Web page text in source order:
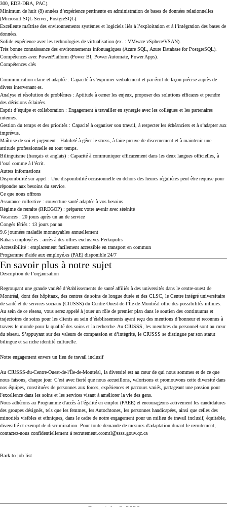
300, EDB-DBA, PAC).
Minimum de huit (8) années d’expérience pertinente en administration de bases de données relationnelles
(Microsoft SQL Server, PostgreSQL).
Excellente maîtrise des environnements systèmes et logiciels liés à l’exploitation et à l’intégration des bases de
données.
Solide expérience avec les technologies de virtualisation (ex. : VMware vSphere/VSAN).
Très bonne connaissance des environnements infonuagiques (Azure SQL, Azure Database for PostgreSQL).
Compétences avec PowerPlatform (Power BI, Power Automate, Power Apps).
Compétences clés
Communication claire et adaptée : Capacité à s’exprimer verbalement et par écrit de façon précise auprès de
divers intervenant·es.
Analyse et résolution de problèmes : Aptitude à cerner les enjeux, proposer des solutions efficaces et prendre
des décisions éclairées.
Esprit d’équipe et collaboration : Engagement à travailler en synergie avec les collègues et les partenaires
internes.
Gestion du temps et des priorités : Capacité à organiser son travail, à respecter les échéanciers et à s’adapter aux
imprévus.
Maîtrise de soi et jugement : Habileté à gérer le stress, à faire preuve de discernement et à maintenir une
attitude professionnelle en tout temps.
Bilinguisme (français et anglais) : Capacité à communiquer efficacement dans les deux langues officielles, à
l’oral comme à l’écrit.
Autres informations
Disponibilité sur appel : Une disponibilité occasionnelle en dehors des heures régulières peut être requise pour
répondre aux besoins du service.
Ce que nous offrons
Assurance collective : couverture santé adaptée à vos besoins
Régime de retraite (RREGOP) : préparez votre avenir avec sérénité
Vacances : 20 jours après un an de service
Congés fériés : 13 jours par an
9.6 journées maladie monnayables annuellement
Rabais employé.es : accès à des offres exclusives Perkopolis
Accessibilité : emplacement facilement accessible en transport en commun
Programme d'aide aux employé.es (PAE) disponible 24/7
En savoir plus à notre sujet
Press space or enter keys to toggle section visibility
Description de l’organisation
Regroupant une grande variété d’établissements de santé affiliés à des universités dans le centre-ouest de
Montréal, dont des hôpitaux, des centres de soins de longue durée et des CLSC, le Centre intégré universitaire
de santé et de services sociaux (CIUSSS) du Centre-Ouest-de-l’Île-de-Montréal offre des possibilités infinies.
Au sein de ce réseau, vous serez appelé à jouer un rôle de premier plan dans le soutien des continuums et
trajectoires de soins pour les clients au sein d’établissements ayant reçu des mentions d’honneur et reconnus à
travers le monde pour la qualité des soins et la recherche. Au CIUSSS, les membres du personnel sont au cœur
du réseau. S’appuyant sur des valeurs de compassion et d’intégrité, le CIUSSS se distingue par son statut
bilingue et sa riche identité culturelle.
Notre engagement envers un lieu de travail inclusif
Au CIUSSS-du-Centre-Ouest-de-l'Île-de-Montréal, la diversité est au cœur de qui nous sommes et de ce que
nous faisons, chaque jour. C'est avec fierté que nous accueillons, valorisons et promouvons cette diversité dans
nos équipes, constituées de personnes aux forces, expériences et parcours variés, partageant une passion pour
l'excellence dans les soins et les services visant à améliorer la vie des gens.
Nous adhérons au Programme d'accès à l'égalité en emploi (PAEE) et encourageons activement les candidatures
des groupes désignés, tels que les femmes, les Autochtones, les personnes handicapées, ainsi que celles des
minorités visibles et ethniques, dans le cadre de notre engagement pour un milieu de travail inclusif, équitable,
diversifié et exempt de discrimination. Pour toute demande de mesures d'adaptation durant le recrutement,
contactez-nous confidentiellement à recrutement.ccomtl@ssss.gouv.qc.ca
Back to job list